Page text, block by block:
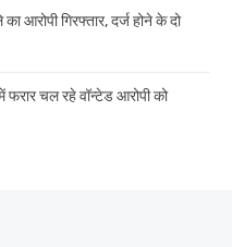
आरोपी गिरफ्तार, दर्ज होने के दो
चल रहे वॉन्टेड आरोपी को